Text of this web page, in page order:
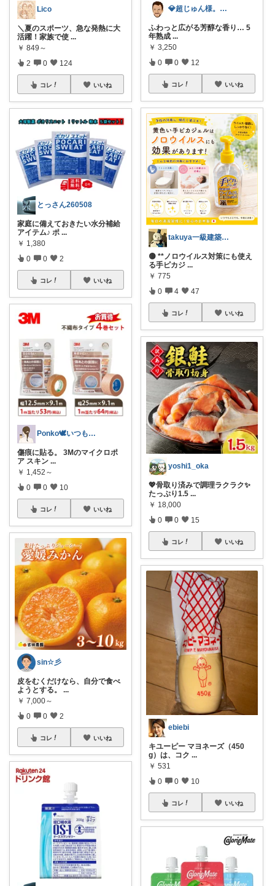
Lico
＼夏のスポーツ、急な発熱に大
活躍！家族で使 ...
￥ 849～
2 0 124
コレ いいね
とっさん260508
家庭に備えておきたい水分補給
アイテム♪ ポ ...
￥ 1,380
0 0 2
コレ いいね
Ponko🕊️いつもお立寄り感謝です♡
傷痕に貼る。 3Mのマイクロポ
ア スキン ...
￥ 1,452～
0 0 10
コレ いいね
sin☆彡
皮をむくだけなら、自分で食べ
ようとする。 ...
￥ 7,000～
0 0 2
コレ いいね
💎超じゅん様。💎🎩🍠🦁
ふわっと広がる芳醇な香り… 5
年熟成 ...
￥ 3,250
0 0 12
コレ いいね
takuya一級建築士二児パパ趣味の部屋
🟡 **ノロウイルス対策にも使え
る手ピカジ ...
￥ 775
0 4 47
コレ いいね
yoshi1_oka
💖骨取り済みで調理ラクラク✨
たっぷり1.5 ...
￥ 18,000
0 0 15
コレ いいね
ebiebi
キユーピー マヨネーズ（450
g）は、コク ...
￥ 531
0 0 10
コレ いいね